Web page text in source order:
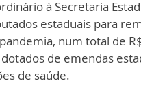
à Secretaria
estaduais para
num total de
de emendas
de saúde.